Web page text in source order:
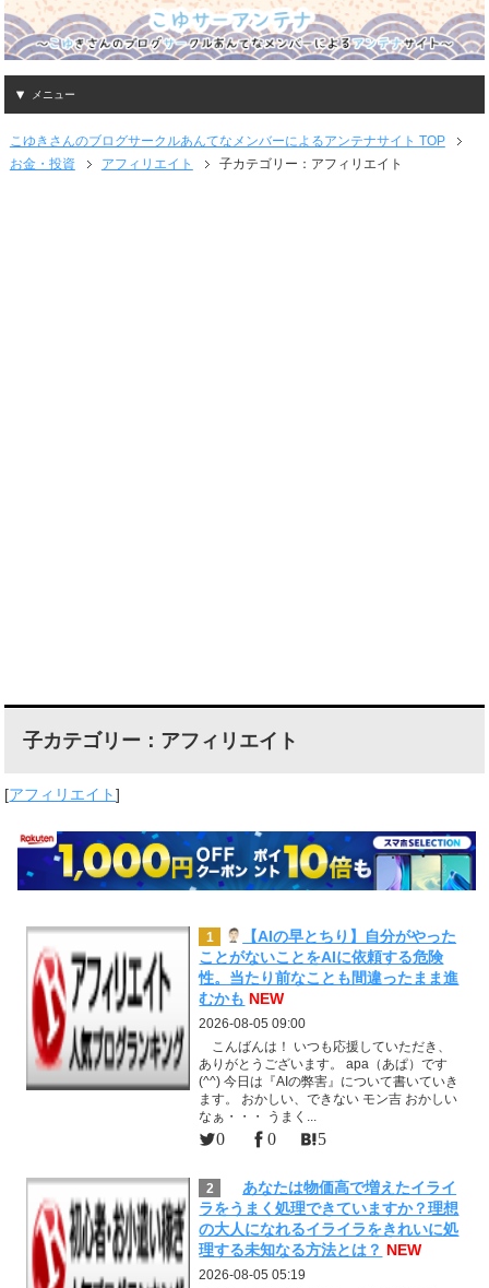
メニュー
こゆきさんのブログサークルあんてなメンバーによるアンテナサイト TOP
お金・投資
アフィリエイト 子カテゴリー：アフィリエイト
子カテゴリー：アフィリエイト
[アフィリエイト]
1
【AIの早とちり】自分がやった
ことがないことをAIに依頼する危険
性。当たり前なことも間違ったまま進
むかも NEW
2026-08-05 09:00
こんばんは！ いつも応援していただき、
ありがとうございます。 apa（あぱ）です
(^^) 今日は『AIの弊害』について書いていき
ます。 おかしい、できない モン吉 おかしい
なぁ・・・ うまく...
0 0 5
2
あなたは物価高で増えたイライ
ラをうまく処理できていますか？理想
の大人になれるイライラをきれいに処
理する未知なる方法とは？ NEW
2026-08-05 05:19